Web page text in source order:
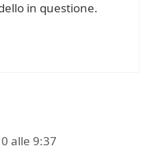
in questione.
alle 9:37